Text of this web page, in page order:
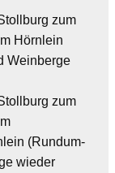
zum
Hörnlein
Weinberge
zum
(Rundum-
wieder